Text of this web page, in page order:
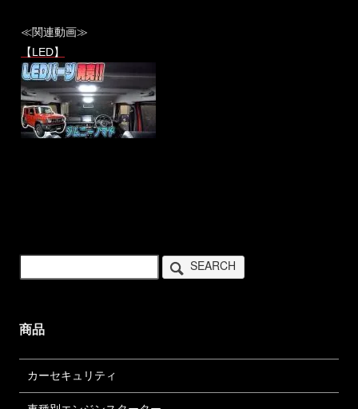
≪関連動画≫
【LED】
SEARCH
商品
カーセキュリティ